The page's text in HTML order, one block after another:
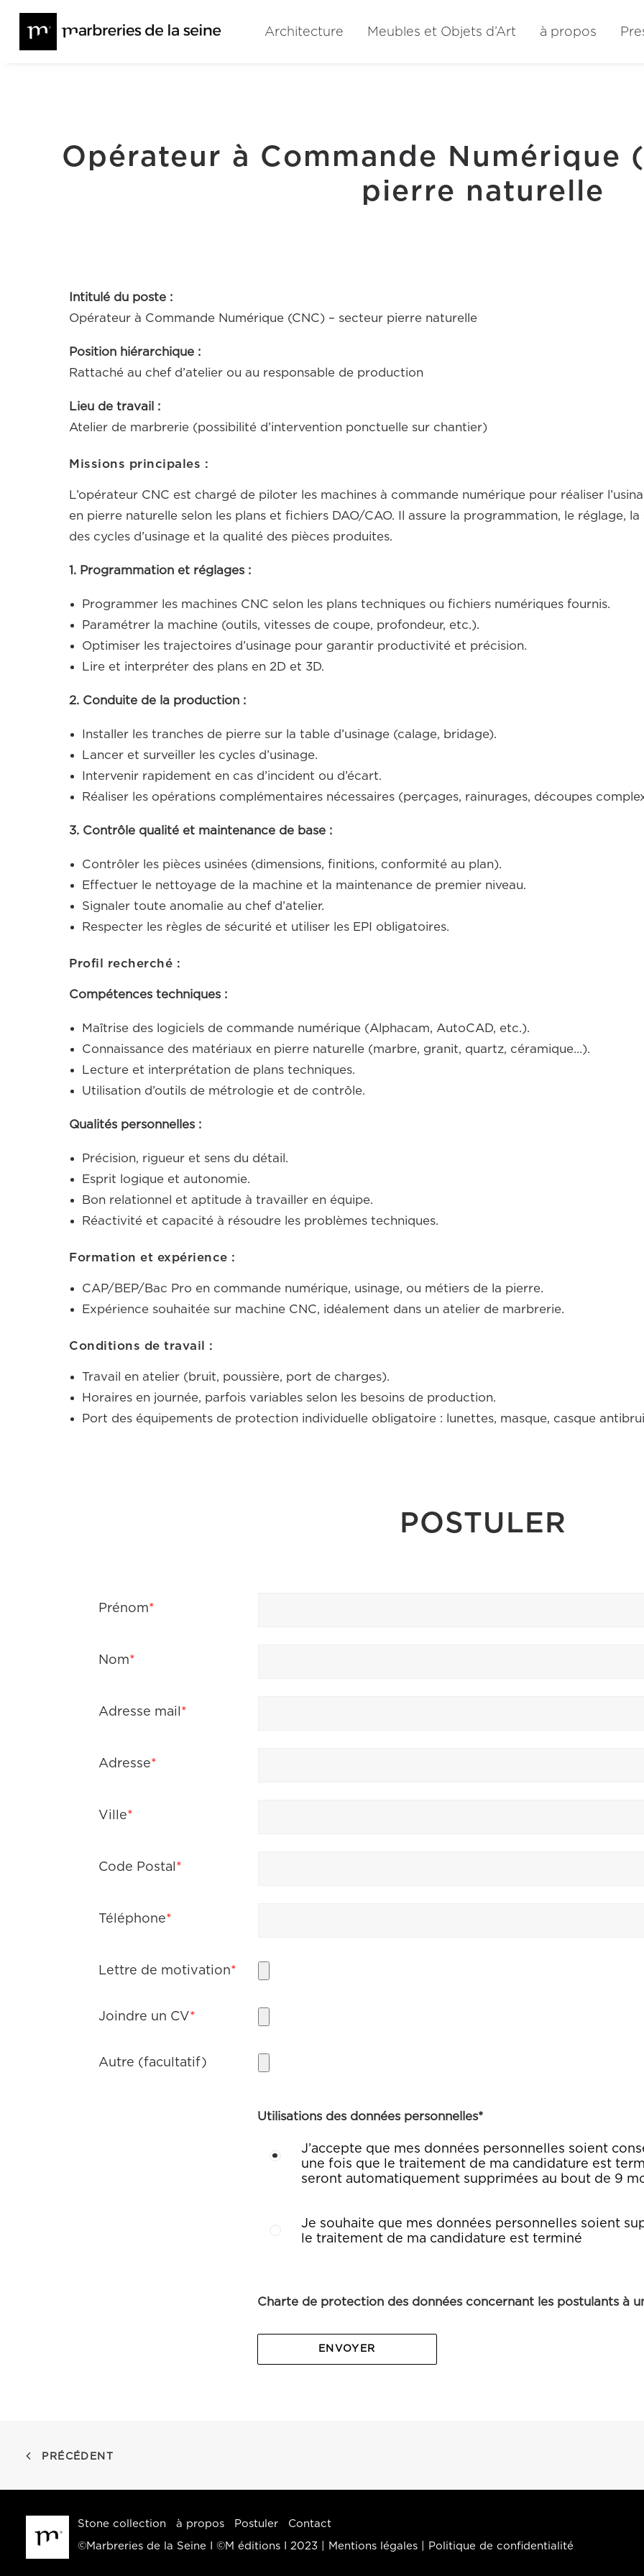
Architecture Meubles et Objets d’Art à propos
Opérateur à Commande Numérique
pierre naturelle
Intitulé du poste :
Opérateur à Commande Numérique (CNC) – secteur pierre naturelle
Position hiérarchique :
Rattaché au chef d’atelier ou au responsable de production
Lieu de travail :
Atelier de marbrerie (possibilité d’intervention ponctuelle sur chantier)
Missions principales :
L’opérateur CNC est chargé de piloter les machines à commande numérique pour réaliser
en pierre naturelle selon les plans et fichiers DAO/CAO. Il assure la programmation, le réglage, la
des cycles d’usinage et la qualité des pièces produites.
1. Programmation et réglages :
Programmer les machines CNC selon les plans techniques ou fichiers numériques fournis.
Paramétrer la machine (outils, vitesses de coupe, profondeur, etc.).
Optimiser les trajectoires d’usinage pour garantir productivité et précision.
Lire et interpréter des plans en 2D et 3D.
2. Conduite de la production :
Installer les tranches de pierre sur la table d’usinage (calage, bridage).
Lancer et surveiller les cycles d’usinage.
Intervenir rapidement en cas d’incident ou d’écart.
Réaliser les opérations complémentaires nécessaires (perçages, rainurages, découpes
3. Contrôle qualité et maintenance de base :
Contrôler les pièces usinées (dimensions, finitions, conformité au plan).
Effectuer le nettoyage de la machine et la maintenance de premier niveau.
Signaler toute anomalie au chef d’atelier.
Respecter les règles de sécurité et utiliser les EPI obligatoires.
Profil recherché :
Compétences techniques :
Maîtrise des logiciels de commande numérique (Alphacam, AutoCAD, etc.).
Connaissance des matériaux en pierre naturelle (marbre, granit, quartz, céramique…).
Lecture et interprétation de plans techniques.
Utilisation d’outils de métrologie et de contrôle.
Qualités personnelles :
Précision, rigueur et sens du détail.
Esprit logique et autonomie.
Bon relationnel et aptitude à travailler en équipe.
Réactivité et capacité à résoudre les problèmes techniques.
Formation et expérience :
CAP/BEP/Bac Pro en commande numérique, usinage, ou métiers de la pierre.
Expérience souhaitée sur machine CNC, idéalement dans un atelier de marbrerie.
Conditions de travail :
Travail en atelier (bruit, poussière, port de charges).
Horaires en journée, parfois variables selon les besoins de production.
Port des équipements de protection individuelle obligatoire : lunettes, masque, casque
POSTULER
Prénom*
Nom*
Adresse mail *
Adresse*
Ville*
Code Postal *
Téléphone*
Lettre de motivation*
Joindre un CV*
Autre (facultatif)
Utilisations des données personnelles*
J’accepte que mes données personnelles soient
une fois que le traitement de ma candidature est
seront automatiquement supprimées au bout de 9
Je souhaite que mes données personnelles soient
le traitement de ma candidature est terminé
Charte de protection des données concernant les postulants à
PRÉCÉDENT
Stone collection à propos Postuler Contact
©Marbreries de la Seine I ©M éditions I 2023 | Mentions légales Politique de confidentialité